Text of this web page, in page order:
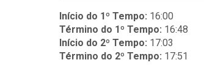
Início do 1º Tempo: 16:00
Término do 1º Tempo: 16:48
Início do 2º Tempo: 17:03
Término do 2º Tempo: 17:51